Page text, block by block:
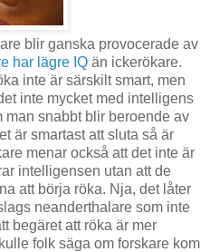
blir ganska provocerade av
har lägre IQ än ickerökare.
inte är särskilt smart, men
inte mycket med intelligens
man snabbt blir beroende av
är smartast att sluta så är
menar också att det inte är
intelligensen utan att de
att börja röka. Nja, det låter
neanderthalare som inte
begäret att röka är mer
folk säga om forskare kom